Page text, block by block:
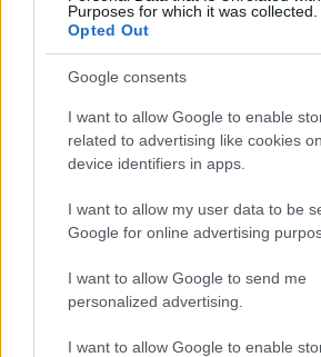
Purposes for which it was collected.
Opted Out
Google consents
I want to allow Google to enable
related to advertising like cookies
device identifiers in apps.
I want to allow my user data to be
Google for online advertising
I want to allow Google to send me
personalized advertising.
I want to allow Google to enable
tetőcserép
Tetőépítés -és felújítás? Legyen
költségtervezésben!